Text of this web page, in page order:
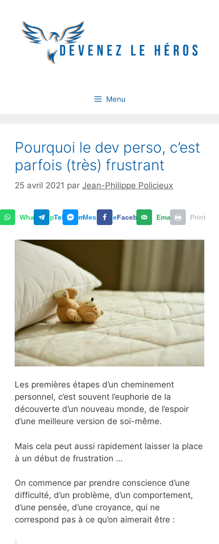
contenu
Menu
Pourquoi le dev perso, c’est
parfois (très) frustrant
25 avril 2021 par Jean-Philippe Policieux
WhatsAppTelegramMessengerFacebook Email Print
Les premières étapes d’un cheminement
personnel, c’est souvent l’euphorie de la
découverte d’un nouveau monde, de l’espoir
d’une meilleure version de soi-même.
Mais cela peut aussi rapidement laisser la place
à un début de frustration …
On commence par prendre conscience d’une
difficulté, d’un problème, d’un comportement,
d’une pensée, d’une croyance, qui ne
correspond pas à ce qu’on aimerait être :